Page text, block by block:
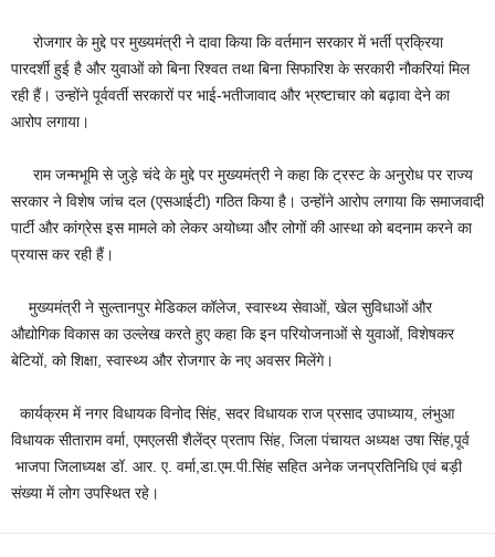
रोजगार के मुद्दे पर मुख्यमंत्री ने दावा किया कि वर्तमान सरकार में भर्ती प्रक्रिया
पारदर्शी हुई है और युवाओं को बिना रिश्वत तथा बिना सिफारिश के सरकारी नौकरियां मिल
रही हैं। उन्होंने पूर्ववर्ती सरकारों पर भाई-भतीजावाद और भ्रष्टाचार को बढ़ावा देने का
आरोप लगाया।
राम जन्मभूमि से जुड़े चंदे के मुद्दे पर मुख्यमंत्री ने कहा कि ट्रस्ट के अनुरोध पर राज्य
सरकार ने विशेष जांच दल (एसआईटी) गठित किया है। उन्होंने आरोप लगाया कि समाजवादी
पार्टी और कांग्रेस इस मामले को लेकर अयोध्या और लोगों की आस्था को बदनाम करने का
प्रयास कर रही हैं।
मुख्यमंत्री ने सुल्तानपुर मेडिकल कॉलेज, स्वास्थ्य सेवाओं, खेल सुविधाओं और
औद्योगिक विकास का उल्लेख करते हुए कहा कि इन परियोजनाओं से युवाओं, विशेषकर
बेटियों, को शिक्षा, स्वास्थ्य और रोजगार के नए अवसर मिलेंगे।
कार्यक्रम में नगर विधायक विनोद सिंह, सदर विधायक राज प्रसाद उपाध्याय, लंभुआ
विधायक सीताराम वर्मा, एमएलसी शैलेंद्र प्रताप सिंह, जिला पंचायत अध्यक्ष उषा सिंह,पूर्व
भाजपा जिलाध्यक्ष डॉ. आर. ए. वर्मा,डा.एम.पी.सिंह सहित अनेक जनप्रतिनिधि एवं बड़ी
संख्या में लोग उपस्थित रहे।